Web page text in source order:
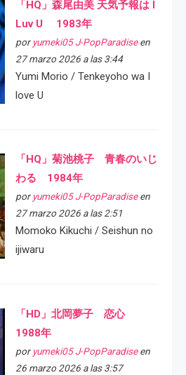
「HQ」森尾由美 天気予報は I
Luv U 1983年
por yumeki05 J-PopParadiseen
27 marzo 2026 a las 3:44
Yumi Morio / Tenkeyoho wa I
love U
「HQ」菊池桃子 青春のいじ
わる 1984年
por yumeki05 J-PopParadiseen
27 marzo 2026 a las 2:51
Momoko Kikuchi / Seishun no
ijiwaru
「HD」北岡夢子 恋心
1988年
por yumeki05 J-PopParadiseen
26 marzo 2026 a las 3:57